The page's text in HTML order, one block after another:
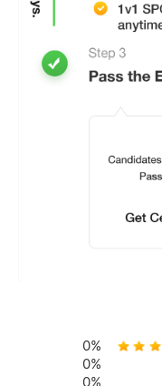
0%
0%
0%